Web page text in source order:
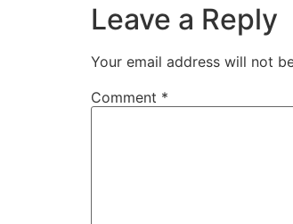
Leave a Reply
Your email address will not
Comment *